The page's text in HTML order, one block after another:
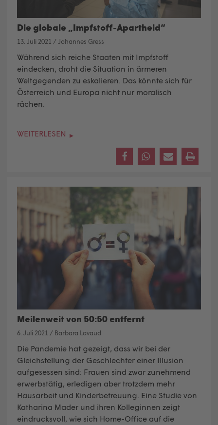
Die globale „Impfstoff-Apartheid“
13. Juli 2021 /Johannes Gress
Während sich reiche Staaten mit Impfstoff
eindecken, droht die Situation in ärmeren
Weltgegenden zu eskalieren. Das könnte sich für
Österreich und Europa nicht nur moralisch
rächen.
WEITERLESEN
Meilenweit von 50:50 entfernt
6. Juli 2021 / Barbara Lavaud
Die Pandemie hat gezeigt, dass wir bei der
Gleichstellung der Geschlechter einer Illusion
aufgesessen sind: Frauen sind zwar zunehmend
erwerbstätig, erledigen aber trotzdem mehr
Hausarbeit und Kinderbetreuung. Eine Studie von
Katharina Mader und ihren Kolleginnen zeigt
eindrucksvoll, wie sich Home-Office auf die